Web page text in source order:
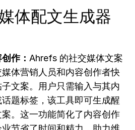
体配文生成器
作： Ahrefs 的社交媒体文案
体营销人员和内容创作者快
文案。用户只需输入与其内
题标签，该工具即可生成醒
。这一功能简化了内容创作